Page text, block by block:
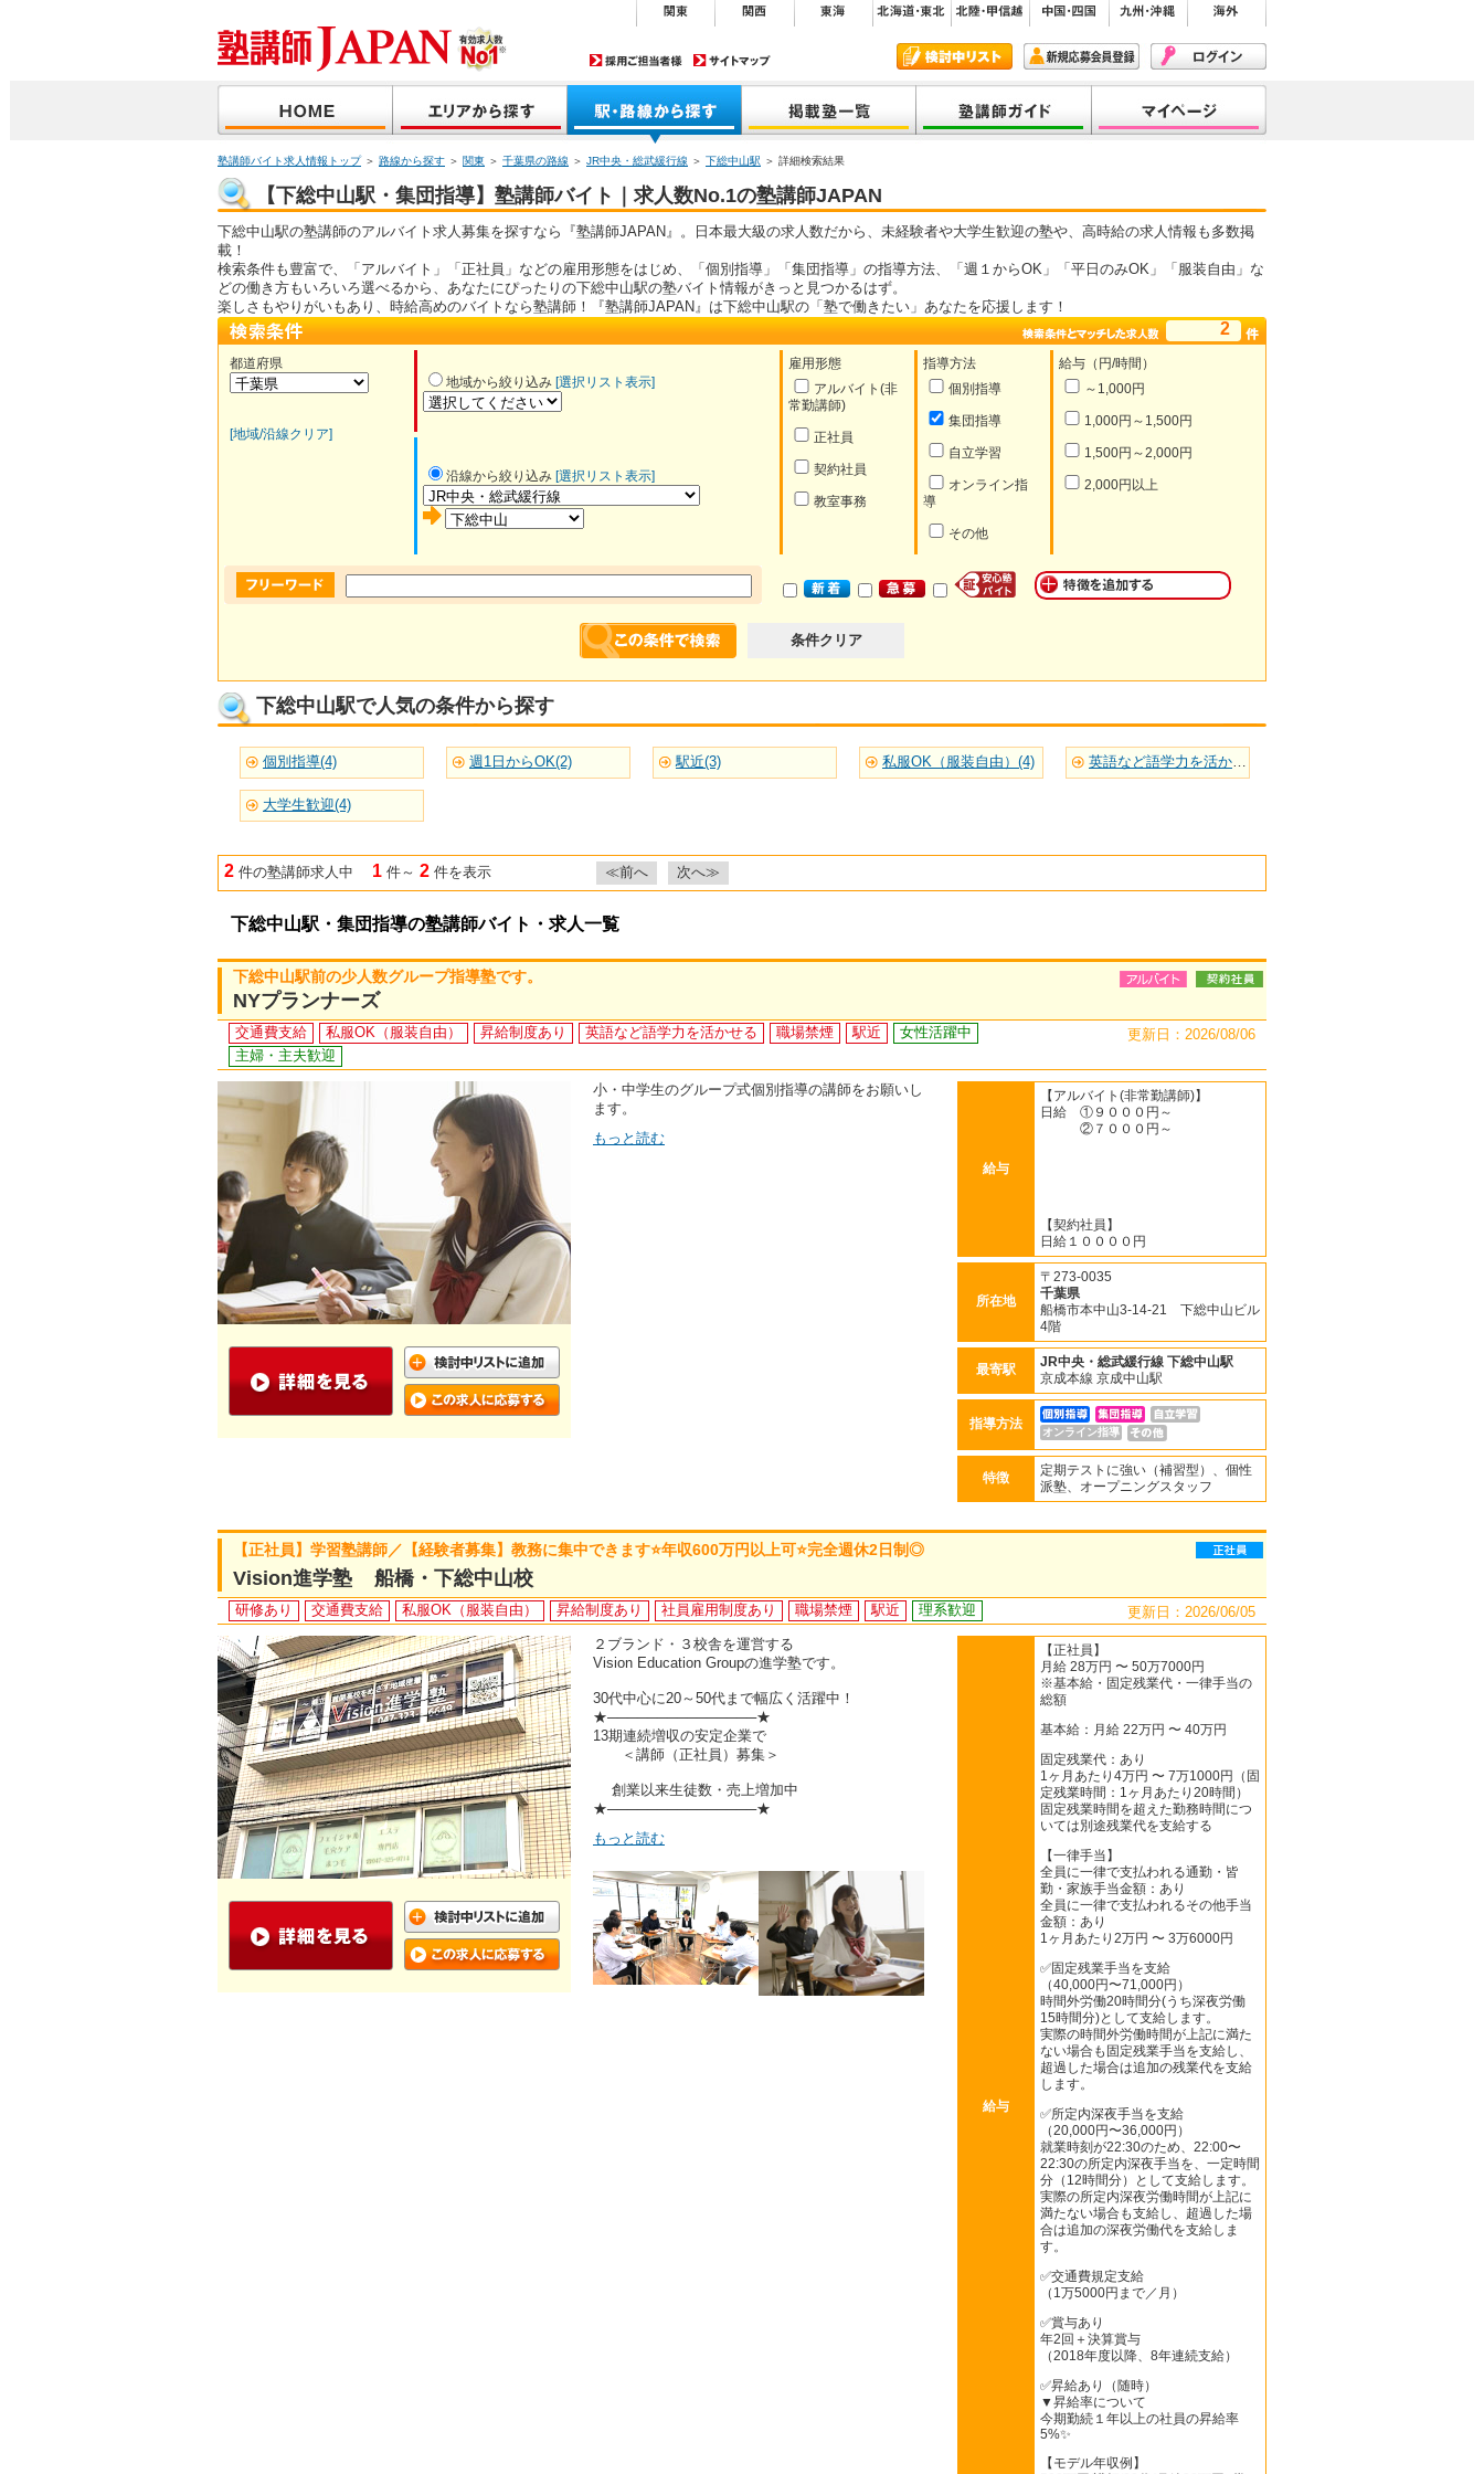
塾講師バイト求人情報トップ＞ 路線から探す ＞ 関東 ＞ 千葉県の路線 ＞ JR中央・総武緩行線 ＞ 下総中山駅 ＞ 詳細検索結果
【下総中山駅・集団指導】塾講師バイト｜求人数No.1の塾講師JAPAN
下総中山駅の塾講師のアルバイト求人募集を探すなら『塾講師JAPAN』。日本最大級の求人数だから、未経験者や大学生歓迎の塾や、高時給の求人情報も多数掲
載！
検索条件も豊富で、「アルバイト」「正社員」などの雇用形態をはじめ、「個別指導」「集団指導」の指導方法、「週１からOK」「平日のみOK」「服装自由」な
どの働き方もいろいろ選べるから、あなたにぴったりの下総中山駅の塾バイト情報がきっと見つかるはず。
楽しさもやりがいもあり、時給高めのバイトなら塾講師！『塾講師JAPAN』は下総中山駅の「塾で働きたい」あなたを応援します！
2
都道府県
[地域/沿線クリア]
地域から絞り込み [選択リスト表示]
雇用形態
アルバイト(非
常勤講師)
正社員
契約社員
教室事務
指導方法
個別指導
集団指導
自立学習
オンライン指
導
その他
給与（円/時間）
～1,000円
1,000円～1,500円
1,500円～2,000円
2,000円以上
沿線から絞り込み [選択リスト表示]
条件クリア
下総中山駅で人気の条件から探す
個別指導(4) 週1日からOK(2) 駅近(3) 私服OK（服装自由）(4) 英語など語学力を活かせる(2)
大学生歓迎(4)
2 件の塾講師求人中 1 件～ 2 件を表示 ≪前へ 次へ≫
下総中山駅・集団指導の塾講師バイト・求人一覧
下総中山駅前の少人数グループ指導塾です。
NYプランナーズ
交通費支給 私服OK（服装自由） 昇給制度あり 英語など語学力を活かせる 職場禁煙 駅近
女性活躍中
主婦・主夫歓迎
更新日：2026/08/06
小・中学生のグループ式個別指導の講師をお願いし
ます。
もっと読む
給与
【アルバイト(非常勤講師)】
日給 ①９０００円～
②７０００円～
【契約社員】
日給１００００円
所在地
〒273-0035
千葉県
船橋市本中山3-14-21 下総中山ビル
4階
最寄駅
JR中央・総武緩行線 下総中山駅
京成本線 京成中山駅
指導方法
オンライン指導
特徴
定期テストに強い（補習型）、個性
派塾、オープニングスタッフ
【正社員】学習塾講師／【経験者募集】教務に集中できます⭐年収600万円以上可⭐完全週休2日制◎
Vision進学塾 船橋・下総中山校
研修あり 交通費支給 私服OK（服装自由） 昇給制度あり 社員雇用制度あり 職場禁煙 駅近 理系歓迎
更新日：2026/06/05
２ブランド・３校舎を運営する
Vision Education Groupの進学塾です。
30代中心に20～50代まで幅広く活躍中！
★───────────────★
13期連続増収の安定企業で
＜講師（正社員）募集＞
創業以来生徒数・売上増加中
★───────────────★
もっと読む
給与
【正社員】
月給 28万円 〜 50万7000円
※基本給・固定残業代・一律手当の
総額
基本給：月給 22万円 〜 40万円
固定残業代：あり
1ヶ月あたり4万円 〜 7万1000円（固
定残業時間：1ヶ月あたり20時間）
固定残業時間を超えた勤務時間につ
いては別途残業代を支給する
【一律手当】
全員に一律で支払われる通勤・皆
勤・家族手当金額：あり
全員に一律で支払われるその他手当
金額：あり
1ヶ月あたり2万円 〜 3万6000円
✅固定残業手当を支給
（40,000円〜71,000円）
時間外労働20時間分(うち深夜労働
15時間分)として支給します。
実際の時間外労働時間が上記に満た
ない場合も固定残業手当を支給し、
超過した場合は追加の残業代を支給
します。
✅所定内深夜手当を支給
（20,000円〜36,000円）
就業時刻が22:30のため、22:00〜
22:30の所定内深夜手当を、一定時間
分（12時間分）として支給します。
実際の所定内深夜労働時間が上記に
満たない場合も支給し、超過した場
合は追加の深夜労働代を支給しま
す。
✅交通費規定支給
（1万5000円まで／月）
✅賞与あり
年2回＋決算賞与
（2018年度以降、8年連続支給）
✅昇給あり（随時）
▼昇給率について
今期勤続１年以上の社員の昇給率
5%✨
【モデル年収例】